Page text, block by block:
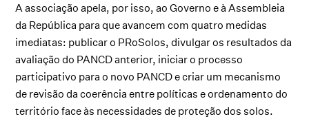
A associação apela, por isso, ao Governo e à Assembleia
da República para que avancem com quatro medidas
imediatas: publicar o PRoSolos, divulgar os resultados da
avaliação do PANCD anterior, iniciar o processo
participativo para o novo PANCD e criar um mecanismo
de revisão da coerência entre políticas e ordenamento do
território face às necessidades de proteção dos solos.